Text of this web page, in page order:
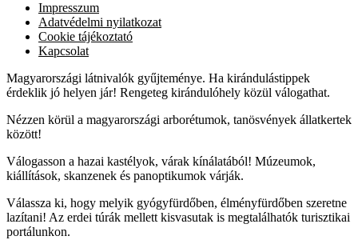
Impresszum
Adatvédelmi nyilatkozat
Cookie tájékoztató
Kapcsolat
Magyarországi látnivalók gyűjteménye. Ha kirándulástippek
érdeklik jó helyen jár! Rengeteg kirándulóhely közül válogathat.
Nézzen körül a magyarországi arborétumok, tanösvények állatkertek
között!
Válogasson a hazai kastélyok, várak kínálatából! Múzeumok,
kiállítások, skanzenek és panoptikumok várják.
Válassza ki, hogy melyik gyógyfürdőben, élményfürdőben szeretne
lazítani! Az erdei túrák mellett kisvasutak is megtalálhatók turisztikai
portálunkon.